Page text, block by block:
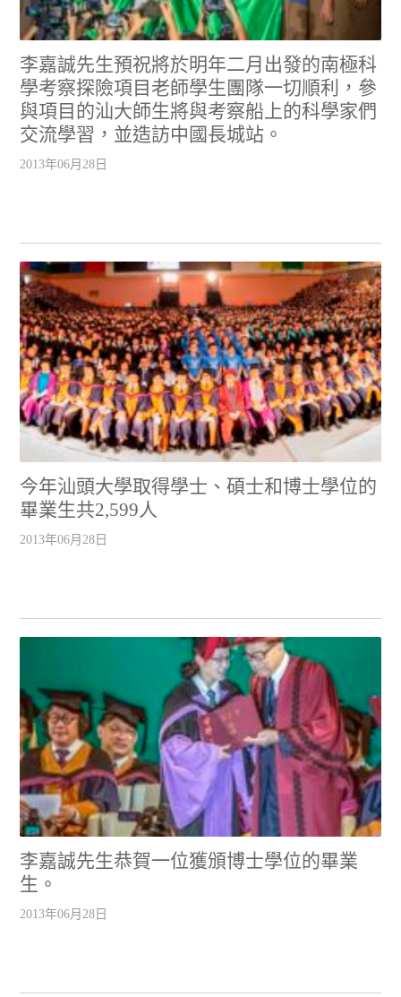
李嘉誠先生預祝將於明年二月出發的南極科
學考察探險項目老師學生團隊一切順利，參
與項目的汕大師生將與考察船上的科學家們
交流學習，並造訪中國長城站。
2013年06月28日
今年汕頭大學取得學士、碩士和博士學位的
畢業生共2,599人
2013年06月28日
李嘉誠先生恭賀一位獲頒博士學位的畢業
生。
2013年06月28日